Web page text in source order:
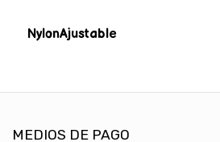
NylonAjustable
MEDIOS DE PAGO